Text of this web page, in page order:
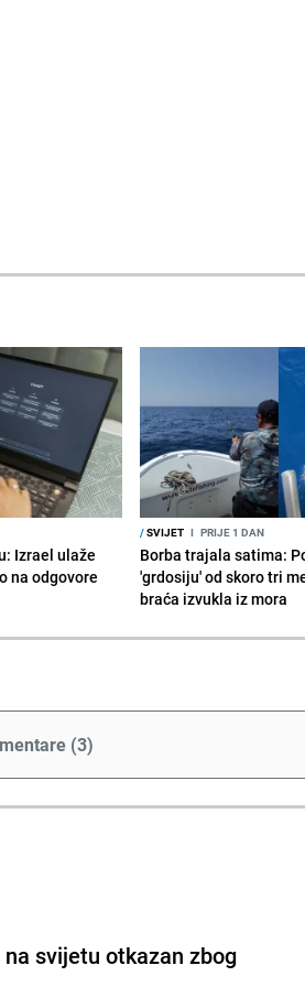
Izrael ulaže
na odgovore
/SVIJET I PRIJE 1 DAN
Borba trajala satima:
'grdosiju' od skoro tri
braća izvukla iz mora
(3)
svijetu otkazan zbog